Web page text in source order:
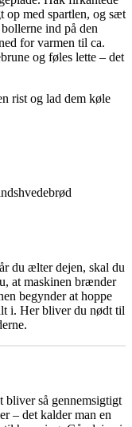
op med spartlen, og sæt
ind på den
for varmen til ca.
og føles lette – det
rist og lad dem køle
du ælter dejen, skal du
at maskinen brænder
begynder at hoppe
i. Her bliver du nødt til
bliver så gennemsigtigt
– det kalder man en